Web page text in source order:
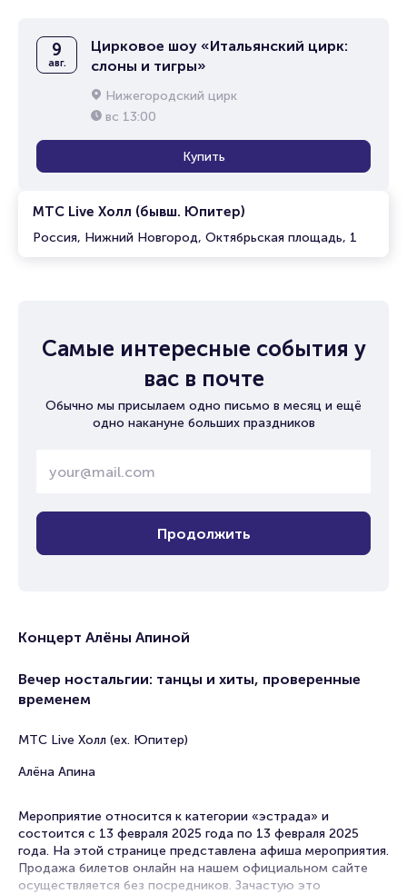
МТС Live Холл (бывш. Юпитер)
Россия, Нижний Новгород, Октябрьская площадь, 1
9
авг.
Цирковое шоу «Итальянский цирк:
слоны и тигры»
Нижегородский цирк
вс 13:00
Купить
Самые интересные события у
вас в почте
Обычно мы присылаем одно письмо в месяц и ещё
одно накануне больших праздников
Продолжить
Концерт Алёны Апиной
Вечер ностальгии: танцы и хиты, проверенные
временем
МТС Live Холл (ex. Юпитер)
Алёна Апина
Мероприятие относится к категории «эстрада» и
состоится с 13 февраля 2025 года по 13 февраля 2025
года. На этой странице представлена афиша мероприятия.
Продажа билетов онлайн на нашем официальном сайте
осуществляется без посредников. Зачастую это